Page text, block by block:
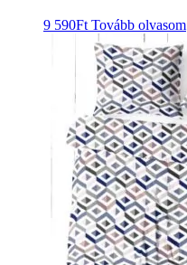
9 590Ft Tovább olvasom